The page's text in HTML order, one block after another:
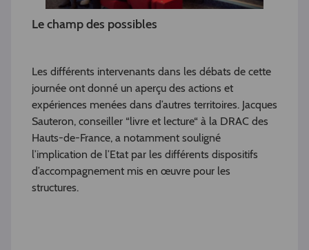
Le champ des possibles
Les différents intervenants dans les débats de cette
journée ont donné un aperçu des actions et
expériences menées dans d’autres territoires. Jacques
Sauteron, conseiller “livre et lecture“ à la DRAC des
Hauts-de-France, a notamment souligné
l’implication de l’Etat par les différents dispositifs
d’accompagnement mis en œuvre pour les
structures.